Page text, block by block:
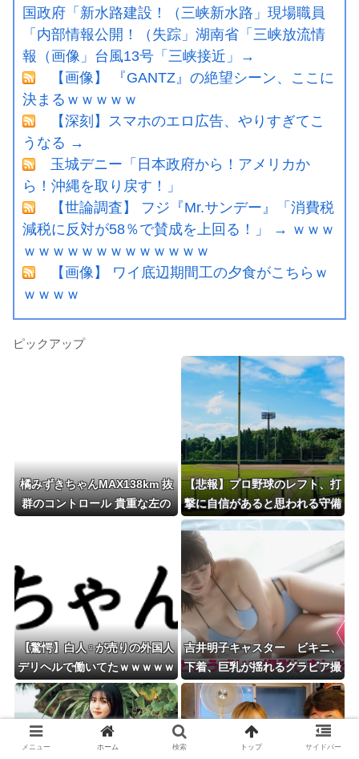
国政府「新水路建設！（三峡新水路」現場職員
「内部情報公開！（失踪」湖南省「三峡放流情
報（画像」台風13号「三峡接近」→
【画像】 『GANTZ』の絶望シーン、ここに
決まるｗｗｗｗｗ
【深刻】スマホのエロ広告、やりすぎてこ
うなる →
玉城デニー「日本政府から！アメリカか
ら！沖縄を取り戻す！」
【世論調査】 フジ『Mr.サンデー』「消費税
減税に反対が58％で賛成を上回る！」 → ｗｗｗ
ｗｗｗｗｗｗｗｗｗｗｗｗｗ
【画像】 ワイ底辺期間工の夕食がこちらｗ
ｗｗｗｗ
ピックアップ
橘みずきちゃんMAX138km 抜
群のコントロール 貴重な左の
【悲報】プロ野球のレフト、打
撃に自信があると思われる守備
下手クソな奴が使われまくり
【驚愕】白人♀が売りの外国人
デリヘルで働いてたｗｗｗｗｗ
ｗｗｗｗｗwwww
吉井明子キャスター ビキニ、
下着、巨乳が揺れるグラビア撮
影！！【GIF動画あり】
メニュー ホーム 検索 トップ サイドバー